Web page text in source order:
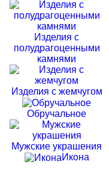
Изделия с
полудрагоценными
камнями
Изделия с жемчугом
Обручальное
Мужские украшения
Икона